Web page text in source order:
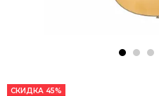
СКИДКА 45%